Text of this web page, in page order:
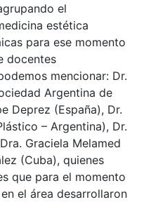
el
estética
para ese momento
docentes
mencionar: Dr.
Argentina de
Deprez (España), Dr.
– Argentina), Dr.
Graciela Melamed
(Cuba), quienes
que para el momento
el área desarrollaron